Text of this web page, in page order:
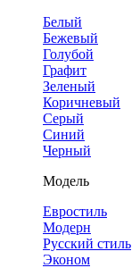
Белый
Бежевый
Голубой
Графит
Зеленый
Коричневый
Серый
Синий
Черный
Модель
Евростиль
Модерн
Русский стиль
Эконом